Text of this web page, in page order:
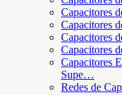
Capacitores
Capacitores
Capacitores
Capacitores
Capacitores
Supe…
Redes de